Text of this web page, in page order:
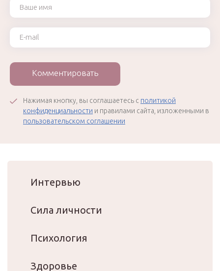
Ваш e-mail
Комментировать
Нажимая кнопку, вы соглашаетесь с политикой
конфиденциальности и правилами сайта, изложенными в
пользовательском соглашении
Интервью
Сила личности
Психология
Здоровье